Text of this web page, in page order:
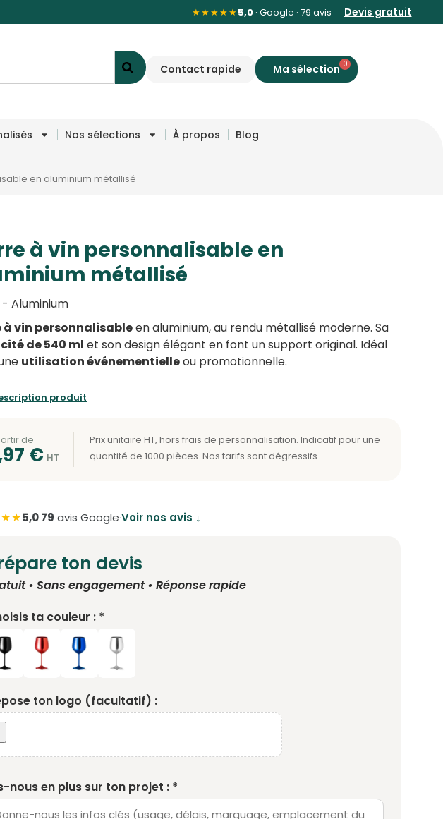
★★★★★5,0· Google · 79 avis Devis gratuit
Contact rapide 0
Nos sélections À propos Blog
en aluminium métallisé
à vin personnalisable en
métallisé
- Aluminium
à vin personnalisableen aluminium, au rendu métallisé moderne. Sa
de 540 ml et son design élégant en font un support original. Idéal
utilisation événementielleou promotionnelle.
produit
de
€
5,0·79 avis Google·Voir nos avis ↓
ton devis
• Sans engagement • Réponse rapide
ta couleur : *
ton logo (facultatif) :
nous en plus sur ton projet : *